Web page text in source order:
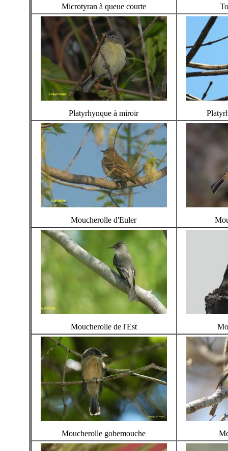
Microtyran à queue courte
Platyrhynque à miroir
Moucherolle d'Euler
Moucherolle de l'Est
Moucherolle gobemouche